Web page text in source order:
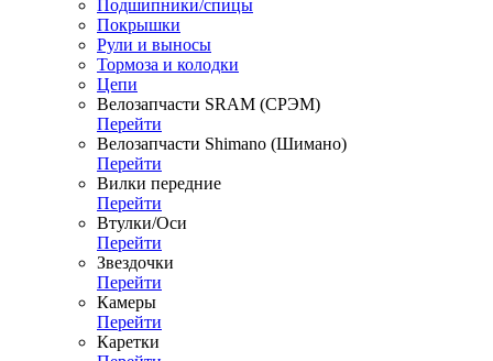
Подшипники/спицы
Покрышки
Рули и выносы
Тормоза и колодки
Цепи
Велозапчасти SRAM (СРЭМ)
Перейти
Велозапчасти Shimano (Шимано)
Перейти
Вилки передние
Перейти
Втулки/Оси
Перейти
Звездочки
Перейти
Камеры
Перейти
Каретки